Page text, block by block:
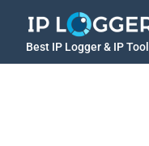
Best IP Logger & IP